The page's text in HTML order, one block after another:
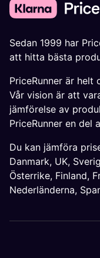
Sedan 1999 har
att hitta bästa
PriceRunner är helt
Vår vision är att
jämförelse av
PriceRunner en del
Du kan jämföra
Danmark, UK,
Österrike, Finland,
Nederländerna,